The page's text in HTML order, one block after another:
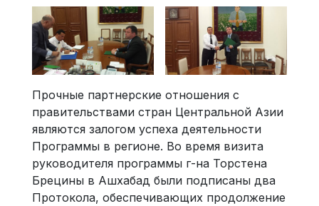
Прочные партнерские отношения с
правительствами стран Центральной Азии
являются залогом успеха деятельности
Программы в регионе. Во время визита
руководителя программы г-на Торстена
Брецины в Ашхабад были подписаны два
Протокола, обеспечивающих продолжение